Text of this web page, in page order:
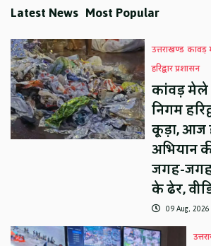
Latest News Most Popular
उत्तराखण्ड कावड़
हरिद्वार प्रशासन
कांवड़
निगम
कूड़ा, आज
अभियान
जगह-
के ढेर,
09 Aug, 2026